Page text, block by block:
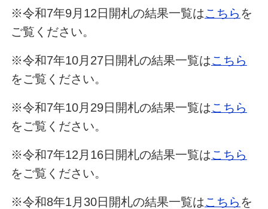
※令和7年9月12日開札の結果一覧はこちら を
ご覧ください。
※令和7年10月27日開札の結果一覧はこちら
をご覧ください。
※令和7年10月29日開札の結果一覧はこちら
をご覧ください。
※令和7年12月16日開札の結果一覧はこちら
をご覧ください。
※令和8年1月30日開札の結果一覧はこちら を